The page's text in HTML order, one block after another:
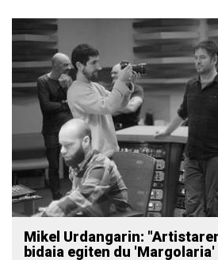
Mikel Urdangarin:
bidaia egiten du